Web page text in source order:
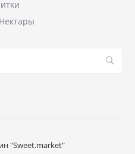
"Sweet.market"